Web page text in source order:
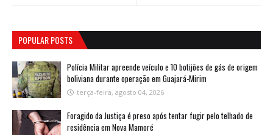
POPULAR POSTS
Polícia Militar apreende veículo e 10 botijões de gás de origem
boliviana durante operação em Guajará-Mirim
terça-feira, agosto 04, 2026
Foragido da Justiça é preso após tentar fugir pelo telhado de
residência em Nova Mamoré